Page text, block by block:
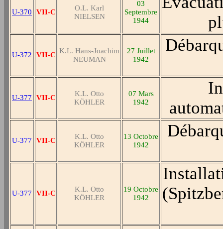
U-370 VII-C
O.L. Karl
NIELSEN
03
Septembre
1944
U-372 VII-C K.L. Hans-Joachim
NEUMAN
27 Juillet
1942
U-377 VII-C
K.L. Otto
KÖHLER
07 Mars
1942
U-377 VII-C
K.L. Otto
KÖHLER
13 Octobre
1942
U-377 VII-C
K.L. Otto
KÖHLER
19 Octobre
1942